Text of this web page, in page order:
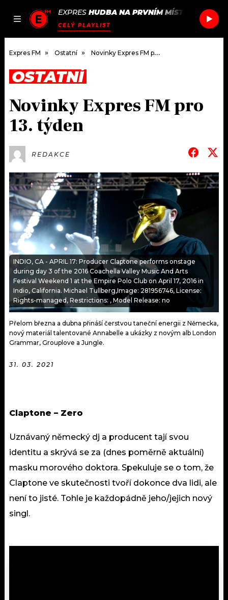
JAK
SEZNAM.CZ
EXPRES HUDBA NA PRVNÍM MÍSTĚ TATA
CELÝ PLAYLIST
DOMŮ
ČLÁNKY
AKTUÁLNĚ
HUDBA
ROZHOVORY
#NEBUDUDOMA
KALENDÁŘ
KVÍZY
VIP
TRENDY
KULTURA
PODCASTY
JAK NALADIT
RÁDIO
APLIKACE
PROGRAM
PLAYLIST
JAK NALADIT
SOUTĚŽE
Expres FM Ostatní Novinky Expres FM pro 13. týden
OSTATNÍ
Novinky Expres FM pro
13. týden
REDAKCE
INDIO, CA - APRIL 17: Producer Claptone performs onstage
during day 3 of the 2016 Coachella Valley Music And Arts
Festival Weekend 1 at the Empire Polo Club on April 17, 2016 in
Indio, California. Michael Tullberg,Image: 281956746, License:
Rights-managed, Restrictions: , Model Release: no
Přelom března a dubna přináší čerstvou taneční energii z Německa,
nový materiál talentované Annabelle a ukázky z novým alb London
Grammar, Grouplove a Jungle.
31. 03. 2021
Claptone – Zero
Uznávaný německý dj a producent tají svou
identitu a skrývá se za (dnes poměrně aktuální)
masku morového doktora. Spekuluje se o tom, že
Claptone ve skutečnosti tvoří dokonce dva lidi, ale
není to jisté. Tohle je každopádně jeho/jejich nový
singl.